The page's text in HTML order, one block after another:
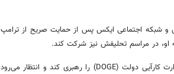
شبکه اجتماعی ایکس پس از حمایت صریح از ترامپ
درعین‌حال قرار است تا ماسک شورای دولتی جدیدی به نام وزارت کارآیی دولت (DOGE) را رهبری کند و انتظار می‌رود